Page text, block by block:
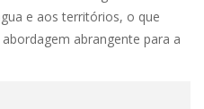
e aos territórios, o que
abrangente para a